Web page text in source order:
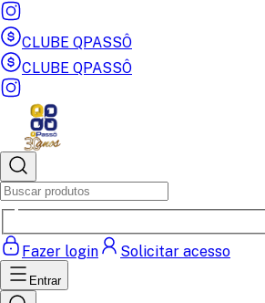
CLUBE QPASSÔ
CLUBE QPASSÔ
Fazer login Solicitar acesso
Entrar